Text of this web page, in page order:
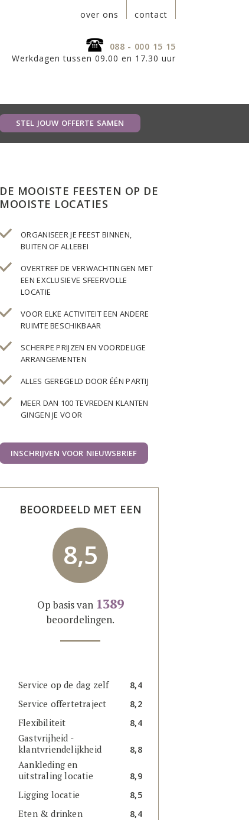
over ons contact
088 - 000 15 15
Werkdagen tussen 09.00 en 17.30 uur
STEL JOUW OFFERTE SAMEN
DE MOOISTE FEESTEN OP DE
MOOISTE LOCATIES
ORGANISEER JE FEEST BINNEN,
BUITEN OF ALLEBEI
OVERTREF DE VERWACHTINGEN MET
EEN EXCLUSIEVE SFEERVOLLE
LOCATIE
VOOR ELKE ACTIVITEIT EEN ANDERE
RUIMTE BESCHIKBAAR
SCHERPE PRIJZEN EN VOORDELIGE
ARRANGEMENTEN
ALLES GEREGELD DOOR ÉÉN PARTIJ
MEER DAN 100 TEVREDEN KLANTEN
GINGEN JE VOOR
INSCHRIJVEN VOOR NIEUWSBRIEF
BEOORDEELD MET EEN
8,5
Op basis van 1389
beoordelingen.
Service op de dag zelf 8,4
Service offertetraject 8,2
Flexibiliteit 8,4
Gastvrijheid -
klantvriendelijkheid
8,8
Aankleding en
uitstraling locatie
8,9
Ligging locatie 8,5
Eten & drinken 8,4